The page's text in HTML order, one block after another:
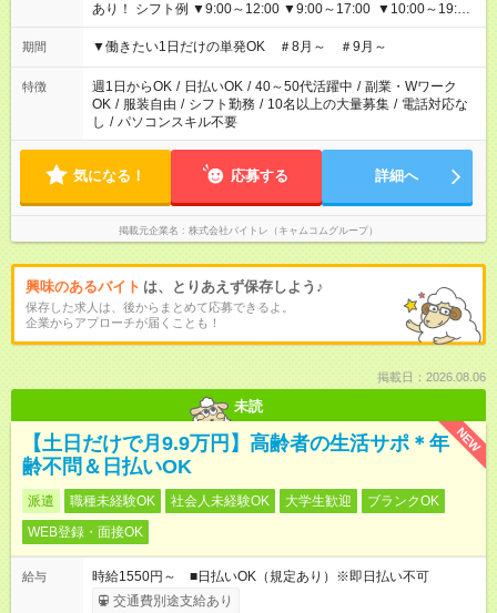
あり！ シフト例 ▼9:00～12:00 ▼9:00～17:00 ▼10:00～19:00
▼18:00～21:00
期間 ▼働きたい1日だけの単発OK ＃8月～ ＃9月～
特徴 週1日からOK / 日払いOK / 40～50代活躍中 / 副業・Wワーク
OK / 服装自由 / シフト勤務 / 10名以上の大量募集 / 電話対応な
し / パソコンスキル不要
気になる！ 応募する 詳細へ
掲載元企業名 株式会社バイトレ（キャムコムグループ）
興味のあるバイト は、とりあえず保存しよう♪
保存した求人は、後からまとめて応募できるよ。
企業からアプローチが届くことも！
掲載日：2026.08.06
未読
NEW
【土日だけで月9.9万円】高齢者の生活サポ＊年
齢不問＆日払いOK
派遣 職種未経験OK 社会人未経験OK 大学生歓迎
ブランクOK
WEB登録・面接OK
給与
時給1550円～ ■日払いOK（規定あり）※即日払い不可
交通費別途支給あり